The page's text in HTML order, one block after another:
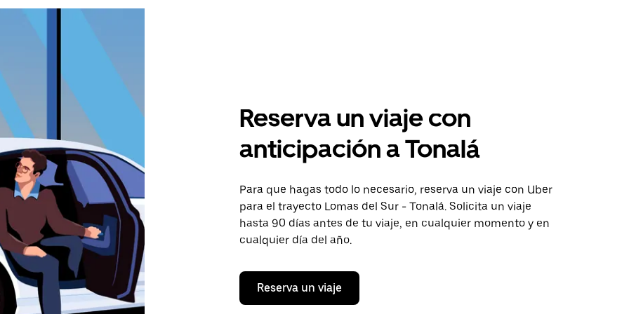
Reserva un viaje con
anticipación a Tonalá
Para que hagas todo lo necesario, reserva un viaje con Uber
para el trayecto Lomas del Sur - Tonalá. Solicita un viaje
hasta 90 días antes de tu viaje, en cualquier momento y en
cualquier día del año.
Reserva un viaje